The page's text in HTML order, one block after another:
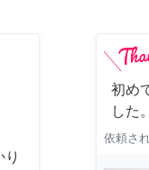
初め
した
依頼さ